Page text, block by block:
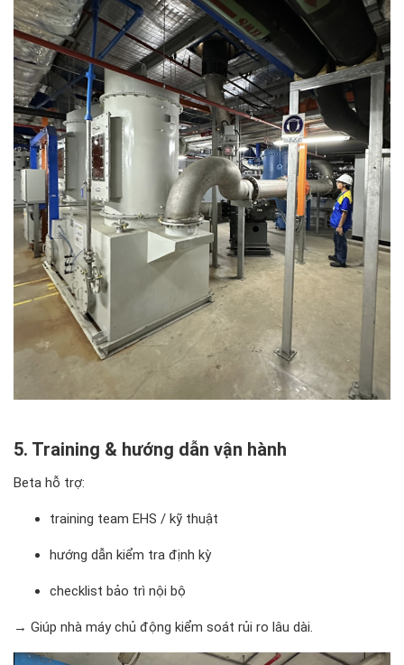
5. Training & hướng dẫn vận hành
Beta hỗ trợ:
training team EHS / kỹ thuật
hướng dẫn kiểm tra định kỳ
checklist bảo trì nội bộ
→ Giúp nhà máy chủ động kiểm soát rủi ro lâu dài.